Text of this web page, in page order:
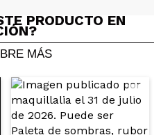
o una foto
compra? Si No
PRODUCTO EN
MÁS